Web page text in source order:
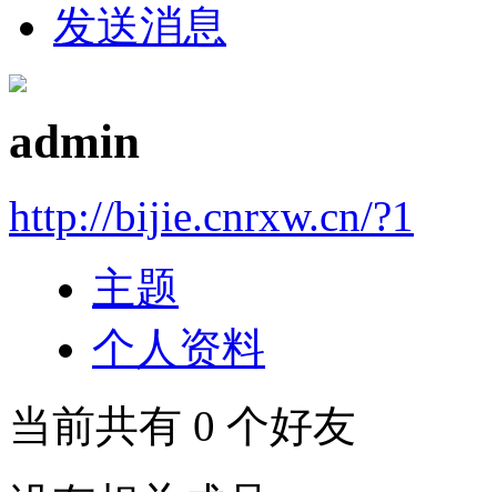
发送消息
admin
http://bijie.cnrxw.cn/?1
主题
个人资料
当前共有 0 个好友